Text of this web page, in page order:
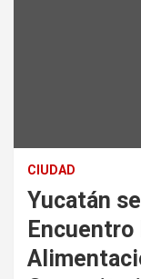
CIUDAD
Yucatán